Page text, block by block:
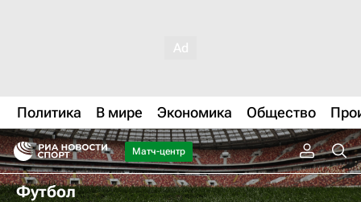
Политика В мире Экономика Общество
Матч-центр
Футбол